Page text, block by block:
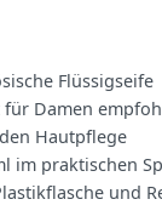
Flüssigseife
Damen
Hautpflege
im praktischen
und